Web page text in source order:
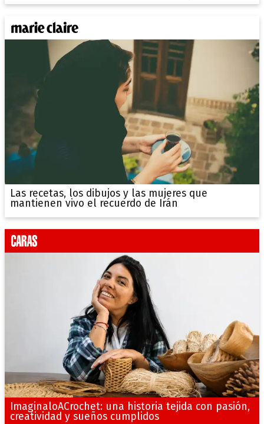
Las recetas, los dibujos y las mujeres que
mantienen vivo el recuerdo de Irán
ImaginaloACrochet: una historia tejida con pasión,
creatividad y sueños cumplidos